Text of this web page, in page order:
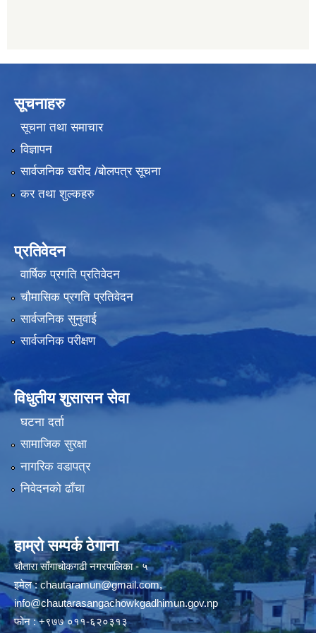
सूचनाहरु
सूचना तथा समाचार
विज्ञापन
सार्वजनिक खरीद /बोलपत्र सूचना
कर तथा शुल्कहरु
प्रतिवेदन
वार्षिक प्रगति प्रतिवेदन
चौमासिक प्रगति प्रतिवेदन
सार्वजनिक सुनुवाई
सार्वजनिक परीक्षण
विधुतीय शुसासन सेवा
घटना दर्ता
सामाजिक सुरक्षा
नागरिक वडापत्र
निवेदनको ढाँचा
हाम्रो सम्पर्क ठेगाना
चौतारा साँगाचोकगढी नगरपालिका - ५
इमेल :chautaramun@gmail.com,
info@chautarasangachowkgadhimun.gov.np
फोन : +९७७ ०११-६२०३१३